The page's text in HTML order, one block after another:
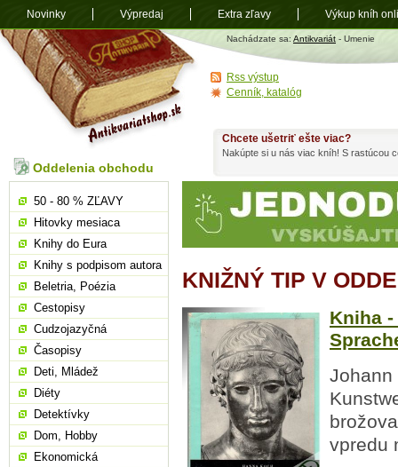
Antikvariát
shop.sk
Nachádzate sa: Antikvariát - Umenie
KNIŽNÝ TIP V
Kniha
Johann
vpredu
Chcete ušetriť ešte viac?
Nakúpte si u nás viac kníh! S rastúcou
Oddelenia obchodu
50 - 80 % ZĽAVY
Hitovky mesiaca
Knihy do Eura
Knihy s podpisom autora
Beletria, Poézia
Cestopisy
Cudzojazyčná
Časopisy
Deti, Mládež
Diéty
Detektívky
Dom, Hobby
Ekonomická
Rss výstup
Cenník, katalóg
Novinky Výpredaj Extra zľavy Výkup kníh